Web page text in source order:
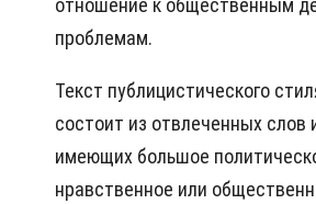
отношение к общественным
проблемам.
Текст публицистического
состоит из отвлеченных слов
имеющих большое
нравственное или